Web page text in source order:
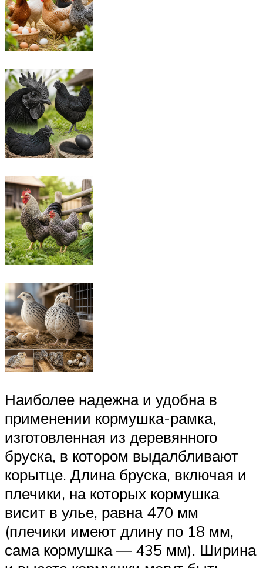
Наиболее надежна и удобна в
применении кормушка-рамка,
изготовленная из деревянного
бруска, в котором выдалбливают
корытце. Длина бруска, включая и
плечики, на которых кормушка
висит в улье, равна 470 мм
(плечики имеют длину по 18 мм,
сама кормушка — 435 мм). Ширина